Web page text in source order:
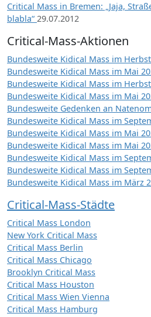
Critical Mass in Bremen: „Jaja,
blabla“ 29.07.2012
Critical-Mass-Aktionen
Bundesweite Kidical Mass im
Bundesweite Kidical Mass im Mai
Bundesweite Kidical Mass im
Bundesweite Kidical Mass im Mai
Bundesweite Gedenken an
Bundesweite Kidical Mass im
Bundesweite Kidical Mass im Mai
Bundesweite Kidical Mass im Mai
Bundesweite Kidical Mass im
Bundesweite Kidical Mass im
Bundesweite Kidical Mass im März
Critical-Mass-Städte
Critical Mass London
New York Critical Mass
Critical Mass Berlin
Critical Mass Chicago
Brooklyn Critical Mass
Critical Mass Houston
Critical Mass Wien Vienna
Critical Mass Hamburg